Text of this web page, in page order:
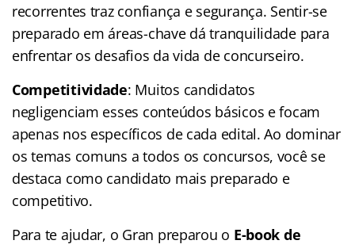
recorrentes traz confiança e segurança. Sentir-se
preparado em áreas-chave dá tranquilidade para
enfrentar os desafios da vida de concurseiro.
Competitividade: Muitos candidatos
negligenciam esses conteúdos básicos e focam
apenas nos específicos de cada edital. Ao dominar
os temas comuns a todos os concursos, você se
destaca como candidato mais preparado e
competitivo.
Para te ajudar, o Gran preparou o E-book de